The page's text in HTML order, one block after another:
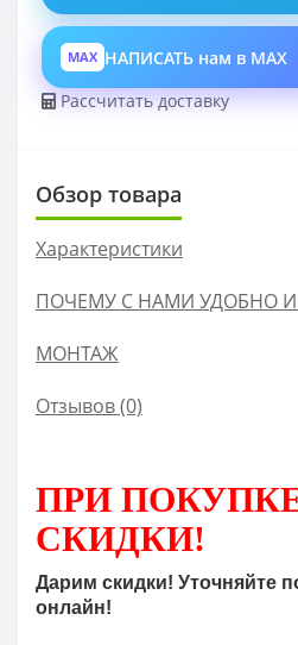
MAX НАПИСАТЬ нам в MAX
Рассчитать доставку
Обзор товара
Характеристики
ПОЧЕМУ С НАМИ УДОБНО
МОНТАЖ
Отзывов (0)
ПРИ
СКИДКИ!
Дарим скидки! Уточняйте
онлайн!